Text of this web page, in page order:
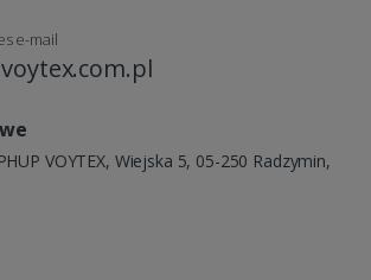
e-mail
VOYTEX, Wiejska 5, 05-250 Radzymin,